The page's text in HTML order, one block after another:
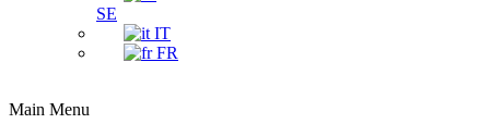
SE
IT
FR
Main Menu